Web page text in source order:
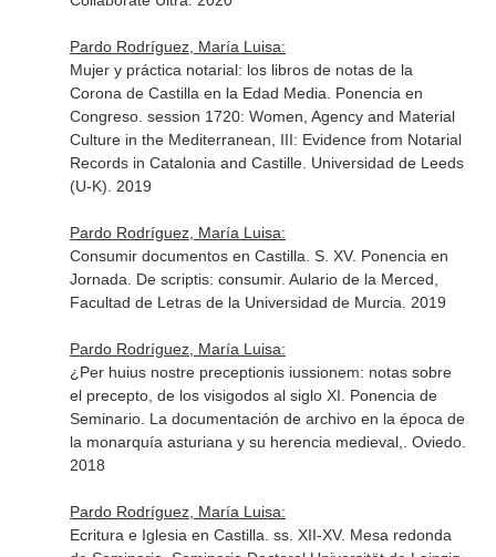
Pardo Rodríguez, María Luisa:
Mujer y práctica notarial: los libros de notas de la
Corona de Castilla en la Edad Media. Ponencia en
Congreso. session 1720: Women, Agency and Material
Culture in the Mediterranean, III: Evidence from Notarial
Records in Catalonia and Castille. Universidad de Leeds
(U-K). 2019
Pardo Rodríguez, María Luisa:
Consumir documentos en Castilla. S. XV. Ponencia en
Jornada. De scriptis: consumir. Aulario de la Merced,
Facultad de Letras de la Universidad de Murcia. 2019
Pardo Rodríguez, María Luisa:
¿Per huius nostre preceptionis iussionem: notas sobre
el precepto, de los visigodos al siglo XI. Ponencia de
Seminario. La documentación de archivo en la época de
la monarquía asturiana y su herencia medieval,. Oviedo.
2018
Pardo Rodríguez, María Luisa:
Ecritura e Iglesia en Castilla. ss. XII-XV. Mesa redonda